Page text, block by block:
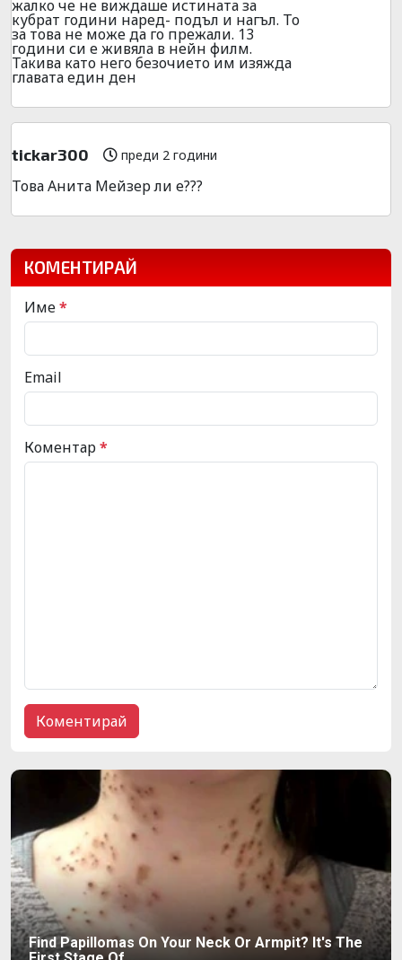
жалко че не виждаше истината за
кубрат години наред- подъл и нагъл. То
за това не може да го прежали. 13
години си е живяла в нейн филм.
Такива като него безочието им изяжда
главата един ден
tickar300 преди 2 години
Това Анита Мейзер ли е???
КОМЕНТИРАЙ
Име*
Email
Коментар*
Find Papillomas On Your Neck Or Armpit? It's The